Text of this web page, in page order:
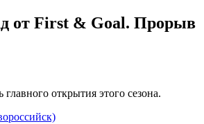
от First & Goal. Прорыв
открытия этого сезона.